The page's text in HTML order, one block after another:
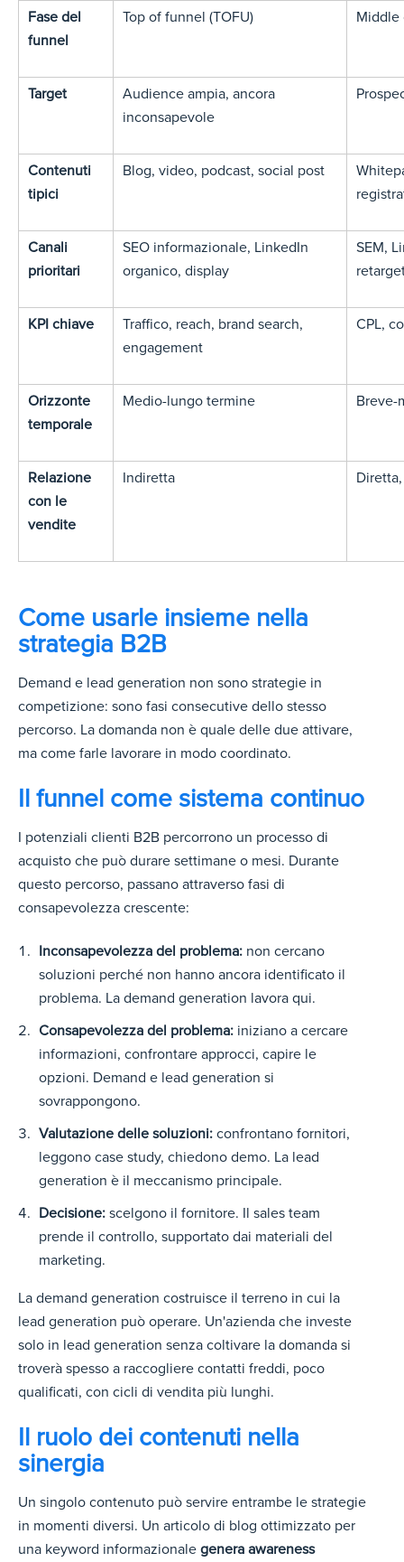
Fase del
funnel
Top of funnel (TOFU) Middle
Target
Audience ampia, ancora
inconsapevole
Contenuti
tipici
Blog, video, podcast, social post
Canali
prioritari
SEO informazionale, LinkedIn
organico, display
SEM,
KPI chiave
Traffico, reach, brand search,
engagement
CPL,
Orizzonte
temporale
Medio-lungo termine Breve-
Relazione
con le
vendite
Indiretta
Come usarle insieme nella
strategia B2B
Demand e lead generation non sono strategie in
competizione: sono fasi consecutive dello stesso
percorso. La domanda non è quale delle due attivare,
ma come farle lavorare in modo coordinato.
Il funnel come sistema continuo
I potenziali clienti B2B percorrono un processo di
acquisto che può durare settimane o mesi. Durante
questo percorso, passano attraverso fasi di
consapevolezza crescente:
Inconsapevolezza del problema: non cercano
soluzioni perché non hanno ancora identificato il
problema. La demand generation lavora qui.
Consapevolezza del problema: iniziano a cercare
informazioni, confrontare approcci, capire le
opzioni. Demand e lead generation si
sovrappongono.
Valutazione delle soluzioni: confrontano fornitori,
leggono case study, chiedono demo. La lead
generation è il meccanismo principale.
Decisione: scelgono il fornitore. Il sales team
prende il controllo, supportato dai materiali del
marketing.
La demand generation costruisce il terreno in cui la
lead generation può operare. Un'azienda che investe
solo in lead generation senza coltivare la domanda si
troverà spesso a raccogliere contatti freddi, poco
qualificati, con cicli di vendita più lunghi.
Il ruolo dei contenuti nella
sinergia
Un singolo contenuto può servire entrambe le strategie
in momenti diversi. Un articolo di blog ottimizzato per
una keyword informazionale genera awareness